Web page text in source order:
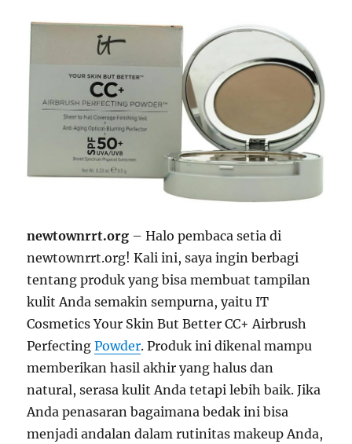
newtownrrt.org – Halo pembaca setia di
newtownrrt.org! Kali ini, saya ingin berbagi
tentang produk yang bisa membuat tampilan
kulit Anda semakin sempurna, yaitu IT
Cosmetics Your Skin But Better CC+ Airbrush
PerfectingPowder. Produk ini dikenal mampu
memberikan hasil akhir yang halus dan
natural, serasa kulit Anda tetapi lebih baik. Jika
Anda penasaran bagaimana bedak ini bisa
menjadi andalan dalam rutinitas makeup Anda,